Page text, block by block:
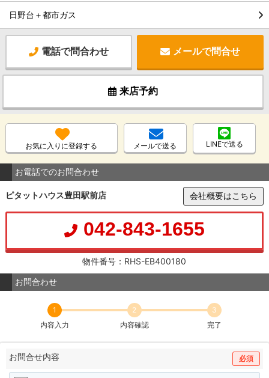
日野台＋都市ガス
電話で問合わせ メールで問合せ
来店予約
お気に入りに登録する メールで送る LINEで送る
お電話でのお問合わせ
ピタットハウス豊田駅前店 会社概要はこちら
042-843-1655
物件番号：RHS-EB400180
お問合わせ
1
内容入力
2
内容確認
3
完了
お問合せ内容 必須